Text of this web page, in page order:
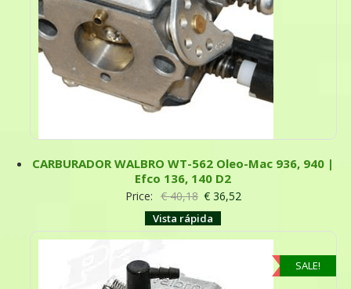
CARBURADOR WALBRO WT-562 Oleo-Mac 936, 940 |
Efco 136, 140 D2
Price: €40,18 €36,52
Vista rápida
SALE!